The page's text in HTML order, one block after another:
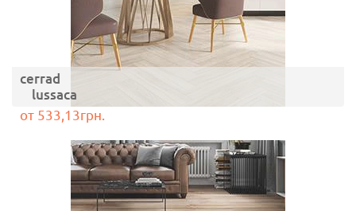
cerrad
lussaca
от 533,13грн.